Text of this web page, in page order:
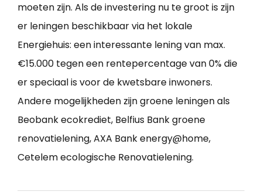
moeten zijn. Als de investering nu te groot is zijn
er leningen beschikbaar via het lokale
Energiehuis: een interessante lening van max.
€15.000 tegen een rentepercentage van 0% die
er speciaal is voor de kwetsbare inwoners.
Andere mogelijkheden zijn groene leningen als
Beobank ecokrediet, Belfius Bank groene
renovatielening, AXA Bank energy@home,
Cetelem ecologische Renovatielening.